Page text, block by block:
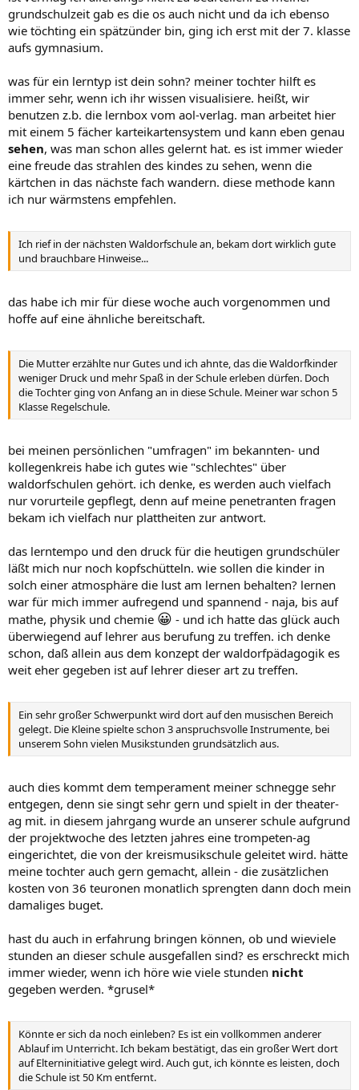
grundschulzeit gab es die os auch nicht und da ich ebenso
wie töchting ein spätzünder bin, ging ich erst mit der 7. klasse
aufs gymnasium.
was für ein lerntyp ist dein sohn? meiner tochter hilft es
immer sehr, wenn ich ihr wissen visualisiere. heißt, wir
benutzen z.b. die lernbox vom aol-verlag. man arbeitet hier
mit einem 5 fächer karteikartensystem und kann eben genau
sehen, was man schon alles gelernt hat. es ist immer wieder
eine freude das strahlen des kindes zu sehen, wenn die
kärtchen in das nächste fach wandern. diese methode kann
ich nur wärmstens empfehlen.
Ich rief in der nächsten Waldorfschule an, bekam dort wirklich gute
und brauchbare Hinweise...
das habe ich mir für diese woche auch vorgenommen und
hoffe auf eine ähnliche bereitschaft.
Die Mutter erzählte nur Gutes und ich ahnte, das die Waldorfkinder
weniger Druck und mehr Spaß in der Schule erleben dürfen. Doch
die Tochter ging von Anfang an in diese Schule. Meiner war schon 5
Klasse Regelschule.
bei meinen persönlichen "umfragen" im bekannten- und
kollegenkreis habe ich gutes wie "schlechtes" über
waldorfschulen gehört. ich denke, es werden auch vielfach
nur vorurteile gepflegt, denn auf meine penetranten fragen
bekam ich vielfach nur plattheiten zur antwort.
das lerntempo und den druck für die heutigen grundschüler
läßt mich nur noch kopfschütteln. wie sollen die kinder in
solch einer atmosphäre die lust am lernen behalten? lernen
war für mich immer aufregend und spannend - naja, bis auf
mathe, physik und chemie 😀 - und ich hatte das glück auch
überwiegend auf lehrer aus berufung zu treffen. ich denke
schon, daß allein aus dem konzept der waldorfpädagogik es
weit eher gegeben ist auf lehrer dieser art zu treffen.
Ein sehr großer Schwerpunkt wird dort auf den musischen Bereich
gelegt. Die Kleine spielte schon 3 anspruchsvolle Instrumente, bei
unserem Sohn vielen Musikstunden grundsätzlich aus.
auch dies kommt dem temperament meiner schnegge sehr
entgegen, denn sie singt sehr gern und spielt in der theater-
ag mit. in diesem jahrgang wurde an unserer schule aufgrund
der projektwoche des letzten jahres eine trompeten-ag
eingerichtet, die von der kreismusikschule geleitet wird. hätte
meine tochter auch gern gemacht, allein - die zusätzlichen
kosten von 36 teuronen monatlich sprengten dann doch mein
damaliges buget.
hast du auch in erfahrung bringen können, ob und wieviele
stunden an dieser schule ausgefallen sind? es erschreckt mich
immer wieder, wenn ich höre wie viele stunden nicht
gegeben werden. *grusel*
Könnte er sich da noch einleben? Es ist ein vollkommen anderer
Ablauf im Unterricht. Ich bekam bestätigt, das ein großer Wert dort
auf Elterninitiative gelegt wird. Auch gut, ich könnte es leisten, doch
die Schule ist 50 Km entfernt.